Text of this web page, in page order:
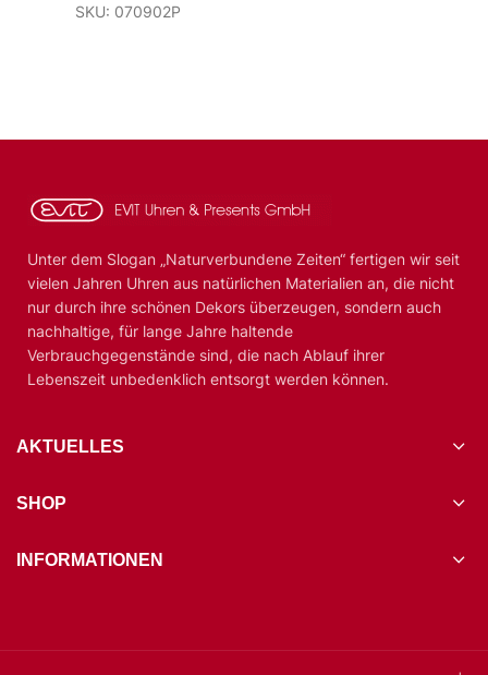
SKU: 070902P
Unter dem Slogan „Naturverbundene Zeiten“ fertigen wir seit
vielen Jahren Uhren aus natürlichen Materialien an, die nicht
nur durch ihre schönen Dekors überzeugen, sondern auch
nachhaltige, für lange Jahre haltende
Verbrauchgegenstände sind, die nach Ablauf ihrer
Lebenszeit unbedenklich entsorgt werden können.
AKTUELLES
SHOP
INFORMATIONEN